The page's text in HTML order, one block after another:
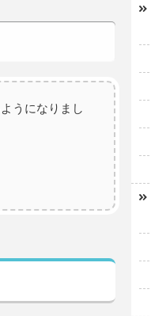
うになりまし